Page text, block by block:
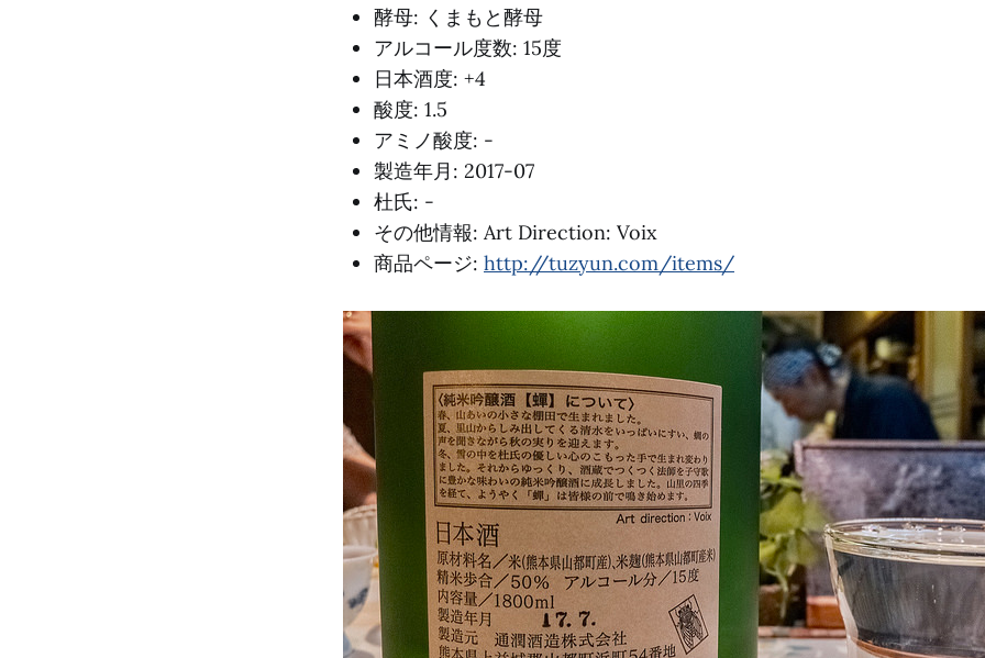
酵母: くまもと酵母
アルコール度数: 15度
日本酒度: +4
酸度: 1.5
アミノ酸度: -
製造年月: 2017-07
杜氏: -
その他情報: Art Direction: Voix
商品ページ: http://tuzyun.com/items/